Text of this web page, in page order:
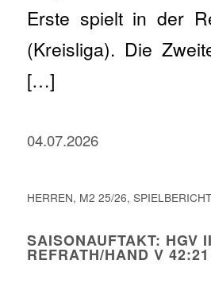
Erste spielt in der
(Kreisliga). Die
[…]
04.07.2026
HERREN, M2 25/26,
SAISONAUFTAKT: HGV
REFRATH/HAND V